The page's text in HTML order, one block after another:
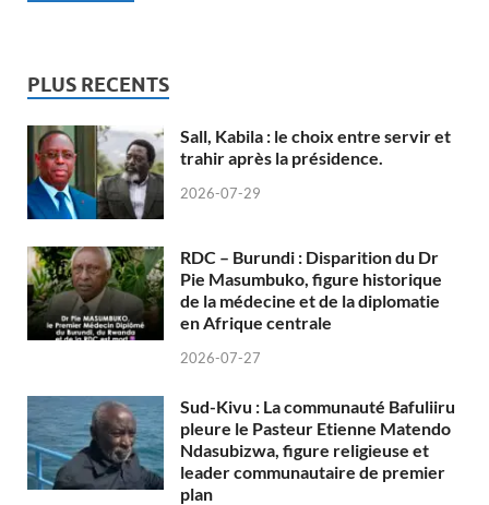
PLUS RECENTS
Sall, Kabila : le choix entre servir et
trahir après la présidence.
2026-07-29
RDC – Burundi : Disparition du Dr
Pie Masumbuko, figure historique
de la médecine et de la diplomatie
en Afrique centrale
2026-07-27
Sud-Kivu : La communauté Bafuliiru
pleure le Pasteur Etienne Matendo
Ndasubizwa, figure religieuse et
leader communautaire de premier
plan